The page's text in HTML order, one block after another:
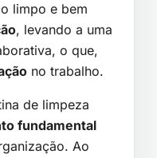
limpo e bem
, levando a uma
o que,
no trabalho.
de limpeza
fundamental
Ao